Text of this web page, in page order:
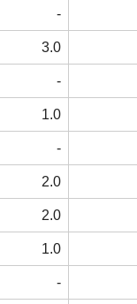
-
3.0
-
1.0
-
2.0
2.0
1.0
-